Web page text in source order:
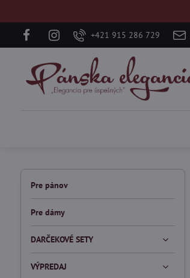
+421 915 286 729
Pre pánov
Pre dámy
DARČEKOVÉ SETY
VÝPREDAJ